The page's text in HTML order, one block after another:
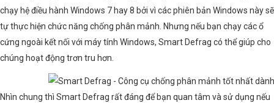
chạy hệ điều hành Windows 7 hay 8 bởi vì các phiên bản Windows này sẽ
tự thực hiện chức năng chống phân mảnh. Nhưng nếu bạn chạy các ổ
cứng ngoài kết nối với máy tính Windows, Smart Defrag có thể giúp cho
chúng hoạt động trơn tru hơn.
Nhìn chung thì Smart Defrag rất đáng để bạn quan tâm và sử dụng nếu